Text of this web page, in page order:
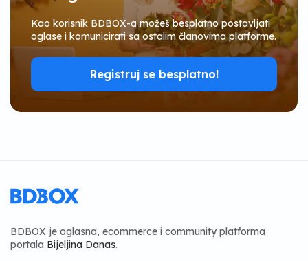
Kao korisnik BDBOX-a možeš besplatno postavljati
oglase i komunicirati sa ostalim članovima platforme.
Registruj se besplatno!
BDBOX je oglasna, ecommerce i community platforma
portala Bijeljina Danas.